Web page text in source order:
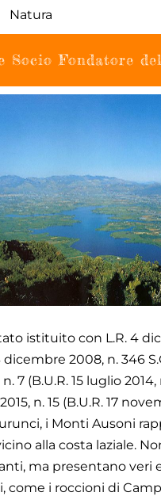
Natura
Socio Fondatore
istituito con L.R. 4
dicembre 2008, n. 346
7 (B.U.R. 15 luglio 2014,
n. 15 (B.U.R. 17
i Monti Ausoni
alla costa laziale.
ma presentano veri
come i roccioni di